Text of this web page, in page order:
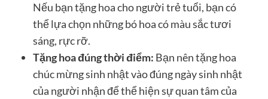
Nếu bạn tặng hoa cho người trẻ tuổi, bạn có
thể lựa chọn những bó hoa có màu sắc tươi
sáng, rực rỡ.
Tặng hoa đúng thời điểm: Bạn nên tặng hoa
chúc mừng sinh nhật vào đúng ngày sinh nhật
của người nhận để thể hiện sự quan tâm của